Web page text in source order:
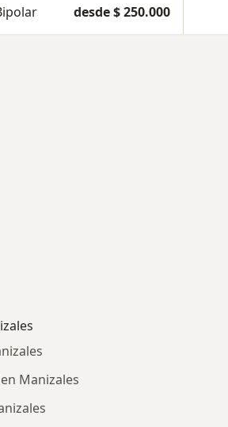
desde $ 250.000
Manizales